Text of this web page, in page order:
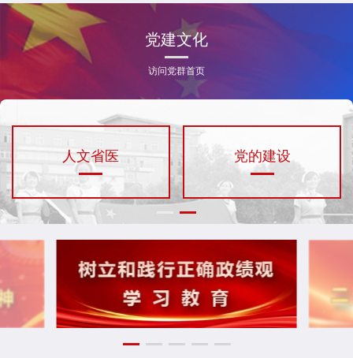
党建文化
访问党群首页
人文省医 党的建设